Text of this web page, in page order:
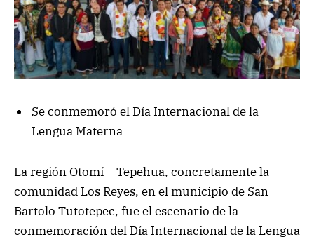
Se conmemoró el Día Internacional de la
Lengua Materna
La región Otomí – Tepehua, concretamente la
comunidad Los Reyes, en el municipio de San
Bartolo Tutotepec, fue el escenario de la
conmemoración del Día Internacional de la Lengua